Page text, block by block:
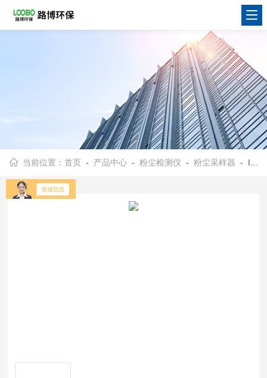
当前位置：首页 - 产品中心 -粉尘检测仪 -粉尘采样器 - IFC-2防爆粉尘采样器